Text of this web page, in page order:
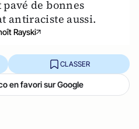
de bonnes
antiraciste aussi.
Rayski
CLASSER
en favori sur Google